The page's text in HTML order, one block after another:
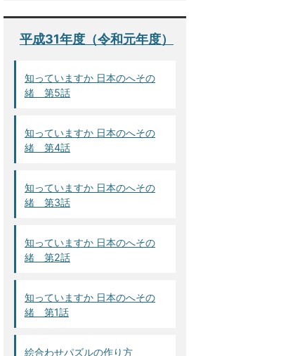
平成31年度（令和元年度）
知っていますか 日本のへその
緒 第5話
知っていますか 日本のへその
緒 第4話
知っていますか 日本のへその
緒 第3話
知っていますか 日本のへその
緒 第2話
知っていますか 日本のへその
緒 第1話
絵合わせパズルの作り方